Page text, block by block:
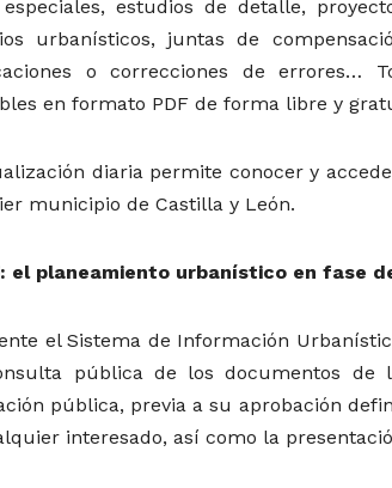
especiales, estudios de detalle,
urbanísticos, juntas de
o correcciones de errores…
en formato PDF de forma libre y
diaria permite conocer y
municipio de Castilla y León.
el planeamiento urbanístico en fase
el Sistema de Información
pública de los documentos de
pública, previa a su aprobación
interesado, así como la